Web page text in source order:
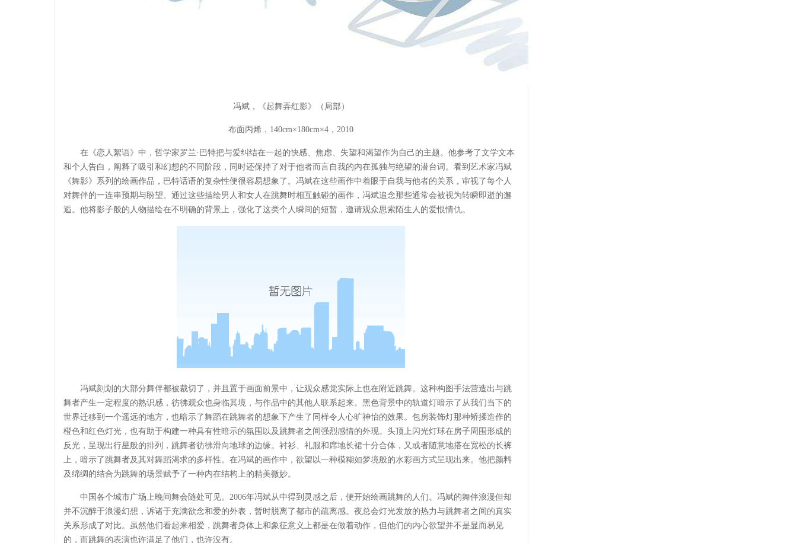
冯斌，《起舞弄红影》（局部）
布面丙烯，140cm×180cm×4，2010
在《恋人絮语》中，哲学家罗兰·巴特把与爱纠结在一起的快感、焦虑、失望和渴望作为自己的主题。他参考了文学文本
和个人告白，阐释了吸引和幻想的不同阶段，同时还保持了对于他者而言自我的内在孤独与绝望的潜台词。看到艺术家冯斌
《舞影》系列的绘画作品，巴特话语的复杂性便很容易想象了。冯斌在这些画作中着眼于自我与他者的关系，审视了每个人
对舞伴的一连串预期与盼望。通过这些描绘男人和女人在跳舞时相互触碰的画作，冯斌追念那些通常会被视为转瞬即逝的邂
逅。他将影子般的人物描绘在不明确的背景上，强化了这类个人瞬间的短暂，邀请观众思索陌生人的爱恨情仇。
冯斌刻划的大部分舞伴都被裁切了，并且置于画面前景中，让观众感觉实际上也在附近跳舞。这种构图手法营造出与跳
舞者产生一定程度的熟识感，彷彿观众也身临其境，与作品中的其他人联系起来。黑色背景中的轨道灯暗示了从我们当下的
世界迁移到一个遥远的地方，也暗示了舞蹈在跳舞者的想象下产生了同样令人心旷神怡的效果。包房装饰灯那种矫揉造作的
橙色和红色灯光，也有助于构建一种具有性暗示的氛围以及跳舞者之间强烈感情的外现。头顶上闪光灯球在房子周围形成的
反光，呈现出行星般的排列，跳舞者彷彿滑向地球的边缘。衬衫、礼服和席地长裙十分合体，又或者随意地搭在宽松的长裤
上，暗示了跳舞者及其对舞蹈渴求的多样性。在冯斌的画作中，欲望以一种模糊如梦境般的水彩画方式呈现出来。他把颜料
及绵绸的结合为跳舞的场景赋予了一种内在结构上的精美微妙。
中国各个城市广场上晚间舞会随处可见。2006年冯斌从中得到灵感之后，便开始绘画跳舞的人们。冯斌的舞伴浪漫但却
并不沉醉于浪漫幻想，诉诸于充满欲念和爱的外表，暂时脱离了都市的疏离感。夜总会灯光发放的热力与跳舞者之间的真实
关系形成了对比。虽然他们看起来相爱，跳舞者身体上和象征意义上都是在做着动作，但他们的内心欲望并不是显而易见
的，而跳舞的表演也许满足了他们，也许没有。